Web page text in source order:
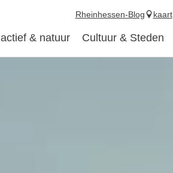
actief & natuur Cultuur & Steden
Rheinhessen-Blog kaart